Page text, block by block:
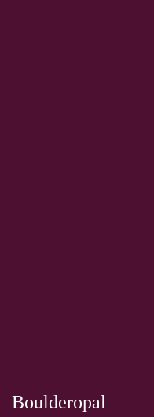
Boulderopal